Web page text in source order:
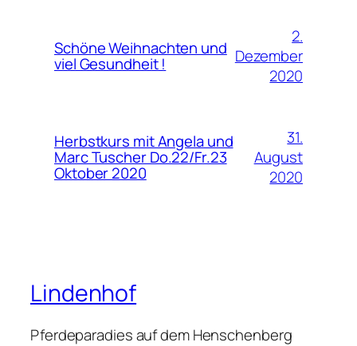
Schöne Weihnachten und
viel Gesundheit !
2.
Dezember
2020
Herbstkurs mit Angela und
Marc Tuscher Do.22/Fr.23
Oktober 2020
31.
August
2020
Lindenhof
Pferdeparadies auf dem Henschenberg